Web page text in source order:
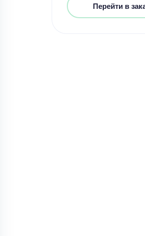
Перейти в